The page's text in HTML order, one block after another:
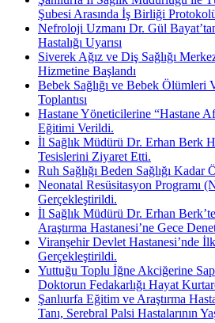
Şubesi Arasında İş Birliği
Nefroloji Uzmanı Dr. Gül
Hastalığı Uyarısı
Siverek Ağız ve Diş Sağlığı
Hizmetine Başlandı
Bebek Sağlığı ve Bebek Ölümleri
Toplantısı
Hastane Yöneticilerine “Hastane
Eğitimi Verildi.
İl Sağlık Müdürü Dr. Erhan Berk
Tesislerini Ziyaret Etti.
Ruh Sağlığı Beden Sağlığı Kadar
Neonatal Resüsitasyon Programı
Gerçekleştirildi.
İl Sağlık Müdürü Dr. Erhan
Araştırma Hastanesi’ne Gece
Viranşehir Devlet Hastanesi’nde
Gerçekleştirildi.
Yuttuğu Toplu İğne Akciğerine
Doktorun Fedakarlığı Hayat
Şanlıurfa Eğitim ve Araştırma
Tanı, Serebral Palsi Hastalarının